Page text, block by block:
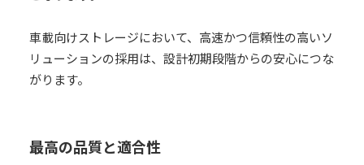
車載向けストレージにおいて、高速かつ信頼性の高いソ
リューションの採用は、設計初期段階からの安心につな
がります。
最高の品質と適合性